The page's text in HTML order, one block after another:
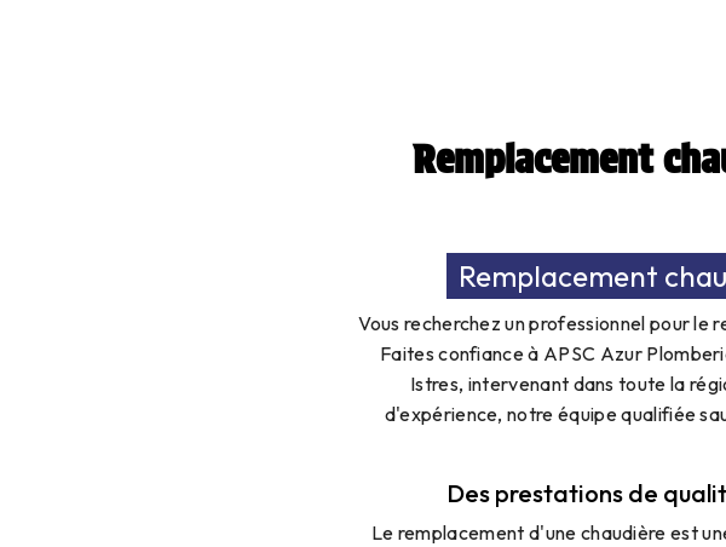
Remplacement
Remplacement
Vous recherchez un professionnel pour
Faites confiance à APSC Azur
Istres, intervenant dans toute la
d'expérience, notre équipe qualifiée
Des prestations de
Le remplacement d'une chaudière est